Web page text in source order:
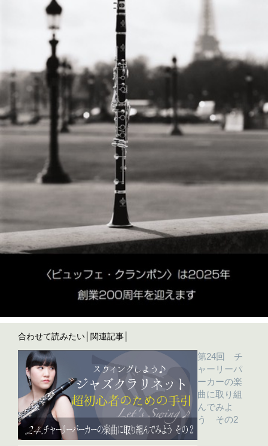
合わせて読みたい│関連記事│
第24回 チ
ャーリーパ
ーカーの楽
曲に取り組
んでみよ
う その2